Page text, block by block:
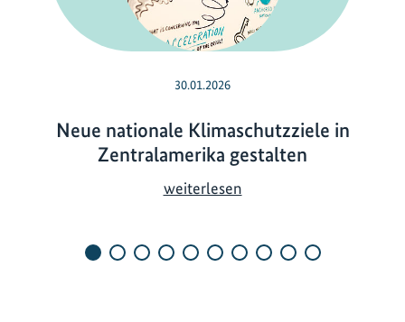
30.01.2026
Neue nationale Klimaschutzziele in
Zentralamerika gestalten
weiterlesenN
e